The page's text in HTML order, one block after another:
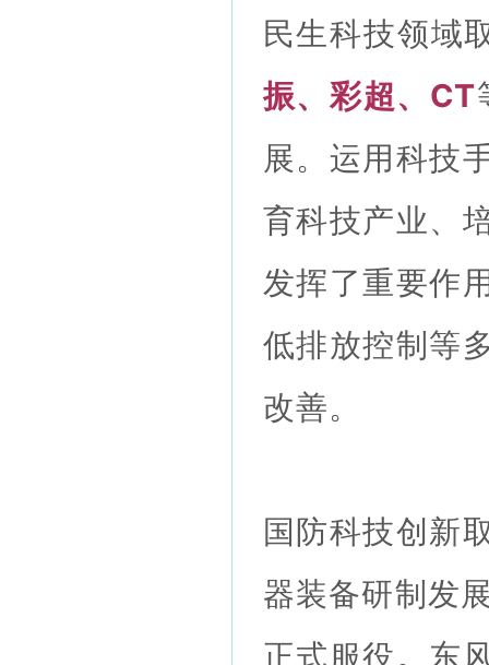
民生科技领域
振、彩超、CT
展。运用科技
育科技产业、
发挥了重要作
低排放控制等
改善。
国防科技创新
器装备研制发
正式服役。东